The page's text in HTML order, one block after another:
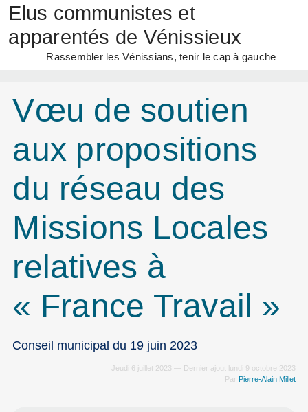
Elus communistes et
apparentés de Vénissieux
Rassembler les Vénissians, tenir le cap à gauche
Vœu de soutien
aux propositions
du réseau des
Missions Locales
relatives à
« France Travail »
Conseil municipal du 19 juin 2023
Jeudi 6 juillet 2023 — Dernier ajout lundi 9 octobre 2023
Par Pierre-Alain Millet